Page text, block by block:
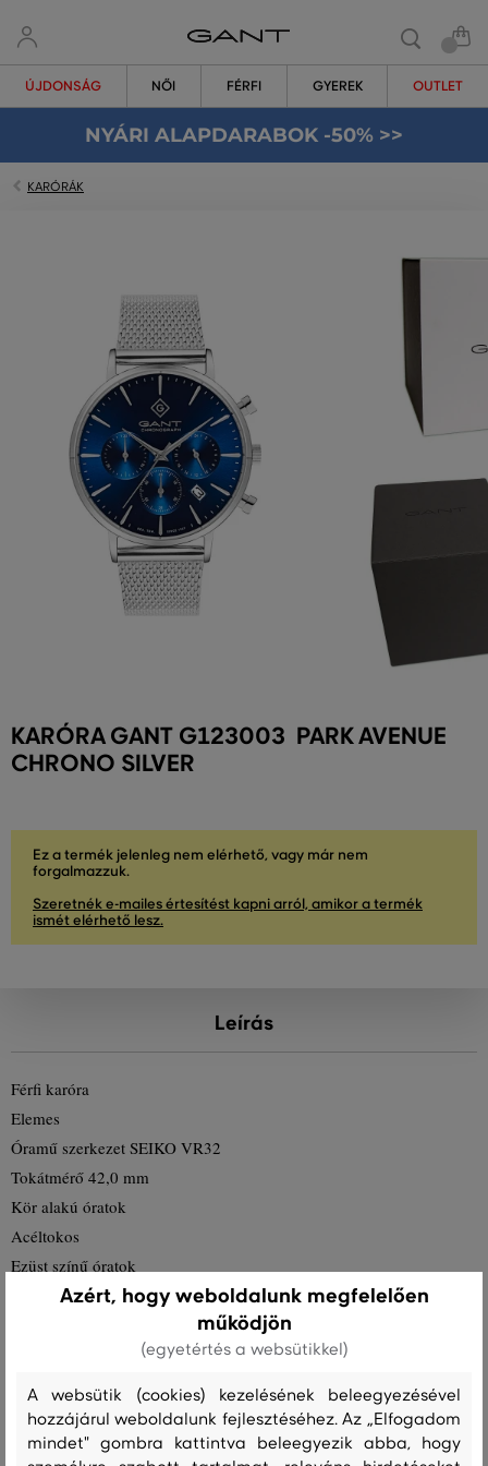
ÚJDONSÁG NŐI FÉRFI GYEREK OUTLET
NYÁRI ALAPDARABOK -50% >>
KARÓRÁK
KARÓRA GANT G123003 PARK AVENUE
CHRONO SILVER
Ez a termék jelenleg nem elérhető, vagy már nem
forgalmazzuk.
Szeretnék e-mailes értesítést kapni arról, amikor a termék
ismét elérhető lesz.
Leírás
Férfi karóra
Elemes
Óramű szerkezet SEIKO VR32
Tokátmérő 42,0 mm
Kör alakú óratok
Acéltokos
Ezüst színű óratok
Acél óraszíj
Óramutatós számlap
Kék színű számlap
Tizenkét órás számlap
Óraüveg - ásványi üvegből
Azért, hogy weboldalunk megfelelően
működjön
(egyetértés a websütikkel)
A websütik (cookies) kezelésének beleegyezésével
hozzájárul weboldalunk fejlesztéséhez. Az „Elfogadom
mindet" gombra kattintva beleegyezik abba, hogy